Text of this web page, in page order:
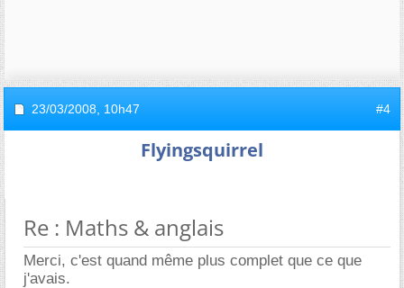
23/03/2008, 10h47 #4
Flyingsquirrel
Re : Maths & anglais
Merci, c'est quand même plus complet que ce que
j'avais.